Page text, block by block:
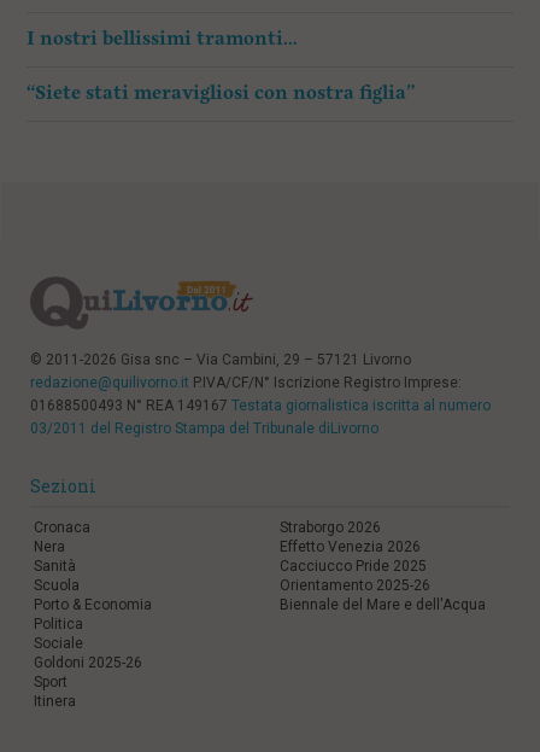
I nostri bellissimi tramonti…
“Siete stati meravigliosi con nostra figlia”
© 2011-2026 Gisa snc – Via Cambini, 29 – 57121 Livorno
redazione@quilivorno.it P.IVA/CF/N° Iscrizione Registro Imprese:
01688500493 N° REA 149167 Testata giornalistica iscritta al numero
03/2011 del Registro Stampa del Tribunale diLivorno
Sezioni
Cronaca
Nera
Sanità
Scuola
Porto & Economia
Politica
Sociale
Goldoni 2025-26
Sport
Itinera
Straborgo 2026
Effetto Venezia 2026
Cacciucco Pride 2025
Orientamento 2025-26
Biennale del Mare e dell'Acqua